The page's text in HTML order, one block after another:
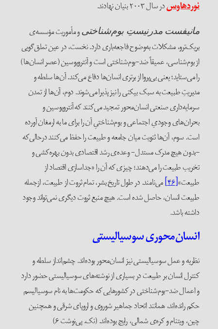
در سال ۲۰۰۳ بنیان نهادند.
مدرنیستِ بوم‌شناختیو مأموریت مؤسسه‌ی
مشکلات به‌وضوح فاجعه‌باری دارد. نخست، در عین تملق‌گویی
بوم‌شناسی، عمیقاً ضد-بوم‌شناختی است و آنتروپوسین (عصر انسان‌ها)
می‌ستاید؛ یعنی بی‌پروا از برتری انسان‌ها دفاع می‌کند. آن‌ها سلطه و
طبیعت به سبک بیکنی را نیز پذیرا می‌شوند. دوم، آن‌ها از تمدن
صنعتی انسان‌محور تمجید می‌کنند که آنتروپوسین و
وجودیِ اجتماعی و بوم‌شناختیِ آن را برای ما به ارمغان آورده
سوم، آن‌ها ثنویت میان جامعه و طبیعت را حفظ می‌کنند درحالی‌که
هیچ‌ مدرک مستدل- وعده‌ی رشد اقتصادی بدون بهره‌کشی و
طبیعت را می‌دهند؛ چیزی که آن را «جداسازی اقتصاد از
[۴۶]
می‌نامند. در طول تاریخ بشر، تمام ثروت از طبیعت، ازجمله
انسان، حاصل شده است. هیچ منبع ثروت دیگری نمی‌تواند وجود
باشد.
سوسیالیستی
و عمل سوسیالیستی نیز انسان‌محور بوده‌اند. چشم‌انداز سلطه و
انسان بر طبیعت در بسیاری از نوشته‌های سوسیالیستی حضور دارد
اعمال ضد-بوم‌شناختی در کشورهایی که حکومت‌ها به نام سوسیالیسم
رانده‌اند، همانند اتحاد جماهیر شوروی و اروپای شرقی و همچنین
ویتنام و کره‌ی شمالی، رایج بوده‌اند. (نک. پی‌نوشت ۶)